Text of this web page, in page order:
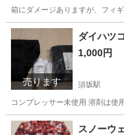
箱にダメージありますが、フィ
長野 須坂市 須坂駅
売ります
ダイハツ
1,000円
須坂駅
コンプレッサー未使用 溶剤は使
長野 須坂市 須坂駅
スノーウ